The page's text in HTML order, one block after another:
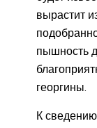
вырастит
пышность
георгины.
К